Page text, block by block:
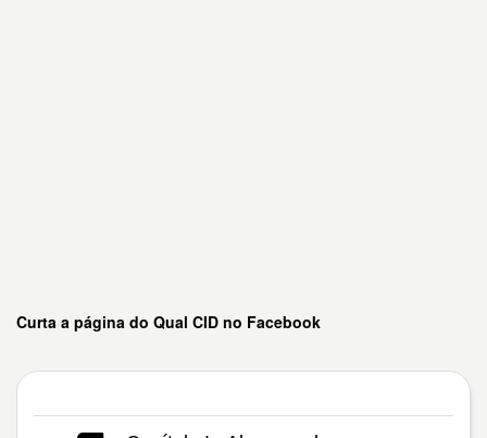
Curta a página do Qual CID no Facebook